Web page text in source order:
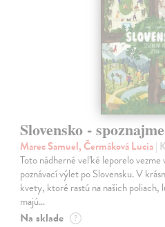
Slovensko -
Marec Samuel, Čermáková Lucia|
Toto nádherné veľké leporelo
poznávací výlet po Slovensku. V
kvety, ktoré rastú na našich poliach,
majú…
Na sklade ?